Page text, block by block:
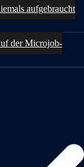
aufgebraucht
der Microjob-